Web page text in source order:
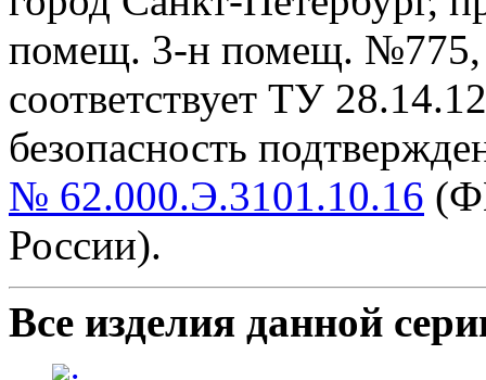
помещ. 3-н помещ. №775,
cоответствует ТУ
безопасность
№ 62.000.Э.3101.10.16
России).
Все изделия данной